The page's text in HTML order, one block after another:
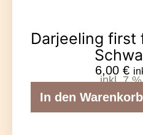
Darjeeling first
6,00 €
inkl. 7
In den Warenkorb